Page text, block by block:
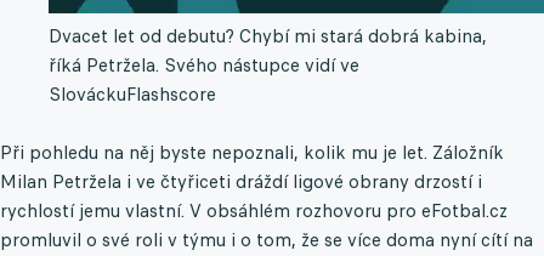
Dvacet let od debutu? Chybí mi stará dobrá kabina,
říká Petržela. Svého nástupce vidí ve
SlováckuFlashscore
Při pohledu na něj byste nepoznali, kolik mu je let. Záložník
Milan Petržela i ve čtyřiceti dráždí ligové obrany drzostí i
rychlostí jemu vlastní. V obsáhlém rozhovoru pro eFotbal.cz
promluvil o své roli v týmu i o tom, že se více doma nyní cítí na